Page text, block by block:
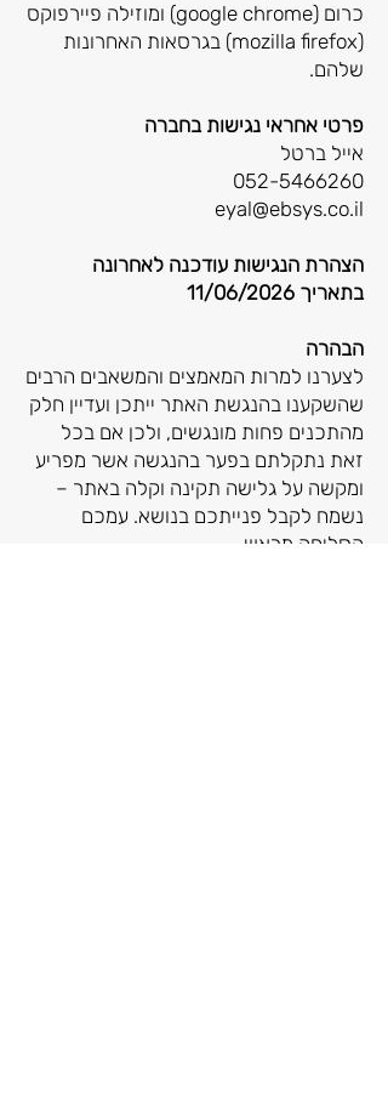
כרום (google chrome) ומוזילה פיירפוקס
(mozilla firefox) בגרסאות האחרונות
שלהם.
פרטי אחראי נגישות בחברה
אייל ברטל
052-5466260
eyal@ebsys.co.il
הצהרת הנגישות עודכנה לאחרונה
בתאריך 11/06/2026
הבהרה
לצערנו למרות המאמצים והמשאבים הרבים
שהשקענו בהנגשת האתר ייתכן ועדיין חלק
מהתכנים פחות מונגשים, ולכן אם בכל
זאת נתקלתם בפער בהנגשה אשר מפריע
ומקשה על גלישה תקינה וקלה באתר –
נשמח לקבל פנייתכם בנושא. עמכם
הסליחה מראש.